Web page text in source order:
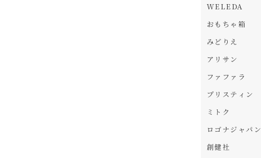
WELEDA
おもちゃ箱
みどりえ
アリサン
ファファラ
プリスティン
ミトク
ロゴナジャパン
創健社